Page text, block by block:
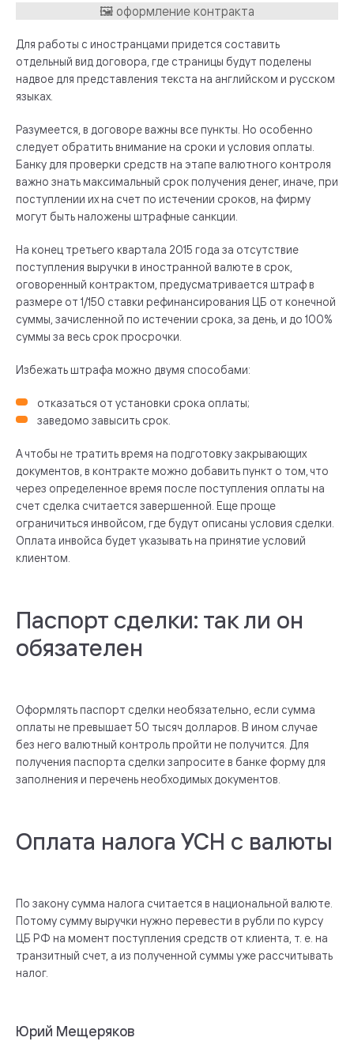
Для работы с иностранцами придется составить
отдельный вид договора, где страницы будут поделены
надвое для представления текста на английском и русском
языках.
Разумеется, в договоре важны все пункты. Но особенно
следует обратить внимание на сроки и условия оплаты.
Банку для проверки средств на этапе валютного контроля
важно знать максимальный срок получения денег, иначе, при
поступлении их на счет по истечении сроков, на фирму
могут быть наложены штрафные санкции.
На конец третьего квартала 2015 года за отсутствие
поступления выручки в иностранной валюте в срок,
оговоренный контрактом, предусматривается штраф в
размере от 1/150 ставки рефинансирования ЦБ от конечной
суммы, зачисленной по истечении срока, за день, и до 100%
суммы за весь срок просрочки.
Избежать штрафа можно двумя способами:
отказаться от установки срока оплаты;
заведомо завысить срок.
А чтобы не тратить время на подготовку закрывающих
документов, в контракте можно добавить пункт о том, что
через определенное время после поступления оплаты на
счет сделка считается завершенной. Еще проще
ограничиться инвойсом, где будут описаны условия сделки.
Оплата инвойса будет указывать на принятие условий
клиентом.
Паспорт сделки: так ли он
обязателен
Оформлять паспорт сделки необязательно, если сумма
оплаты не превышает 50 тысяч долларов. В ином случае
без него валютный контроль пройти не получится. Для
получения паспорта сделки запросите в банке форму для
заполнения и перечень необходимых документов.
Оплата налога УСН с валюты
По закону сумма налога считается в национальной валюте.
Потому сумму выручки нужно перевести в рубли по курсу
ЦБ РФ на момент поступления средств от клиента, т. е. на
транзитный счет, а из полученной суммы уже рассчитывать
налог.
Юрий Мещеряков